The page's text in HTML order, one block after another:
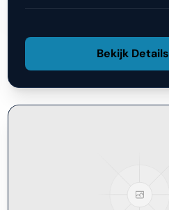
Bekijk Details